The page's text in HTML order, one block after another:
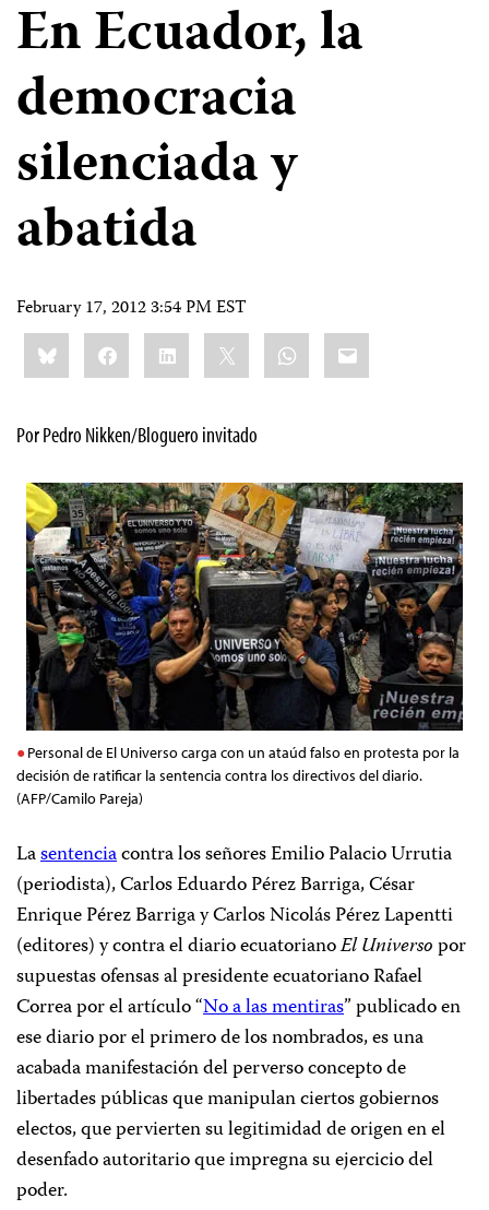
En Ecuador, la
democracia
silenciada y
abatida
February 17, 2012 3:54 PM EST
Share
this:BlueskyFacebookLinkedIn WhatsApp
Email
Por Pedro Nikken/Bloguero invitado
Personal de El Universo carga con un ataúd falso en protesta por la
decisión de ratificar la sentencia contra los directivos del diario.
(AFP/Camilo Pareja)
Lasentenciacontra los señores Emilio Palacio Urrutia
(periodista), Carlos Eduardo Pérez Barriga, César
Enrique Pérez Barriga y Carlos Nicolás Pérez Lapentti
(editores) y contra el diario ecuatorianoEl Universopor
supuestas ofensas al presidente ecuatoriano Rafael
Correa por el artículo “No a las mentiras” publicado en
ese diario por el primero de los nombrados, es una
acabada manifestación del perverso concepto de
libertades públicas que manipulan ciertos gobiernos
electos, que pervierten su legitimidad de origen en el
desenfado autoritario que impregna su ejercicio del
poder.